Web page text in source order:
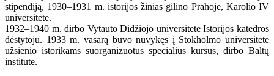
stipendiją, 1930–1931 m. istorijos žinias gilino Prahoje, Karolio IV
universitete.
1932–1940 m. dirbo Vytauto Didžiojo universitete Istorijos katedros
dėstytoju. 1933 m. vasarą buvo nuvykęs į Stokholmo universitete
užsienio istorikams suorganizuotus specialius kursus, dirbo Baltų
institute.